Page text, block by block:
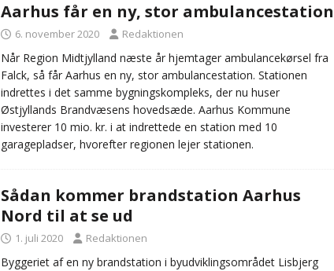
Aarhus får en ny, stor ambulancestation
6. november 2020 Redaktionen
Når Region Midtjylland næste år hjemtager ambulancekørsel fra
Falck, så får Aarhus en ny, stor ambulancestation. Stationen
indrettes i det samme bygningskompleks, der nu huser
Østjyllands Brandvæsens hovedsæde. Aarhus Kommune
investerer 10 mio. kr. i at indrettede en station med 10
garagepladser, hvorefter regionen lejer stationen.
Sådan kommer brandstation Aarhus
Nord til at se ud
1. juli 2020 Redaktionen
Byggeriet af en ny brandstation i byudviklingsområdet Lisbjerg